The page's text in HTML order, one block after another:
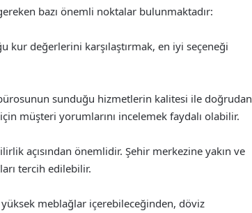
bazı önemli noktalar bulunmaktadır:
kur değerlerini karşılaştırmak, en iyi seçeneği
sunduğu hizmetlerin kalitesi ile doğrudan
müşteri yorumlarını incelemek faydalı olabilir.
açısından önemlidir. Şehir merkezine yakın ve
tercih edilebilir.
meblağlar içerebileceğinden, döviz